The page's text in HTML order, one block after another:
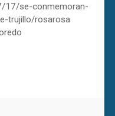
17/se-conmemoran-
trujillo/rosarosa